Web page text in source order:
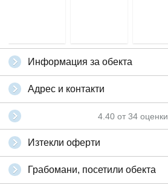
Информация за обекта
Адрес и контакти
4.40 от 34 оценки
Изтекли оферти
Грабомани, посетили обекта